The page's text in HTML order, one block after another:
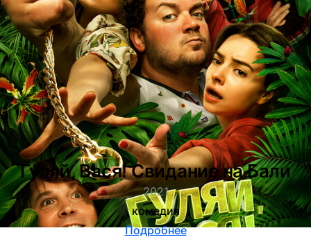
Гуляй, Вася! Свидание на Бали
2021
комедия
Подробнее